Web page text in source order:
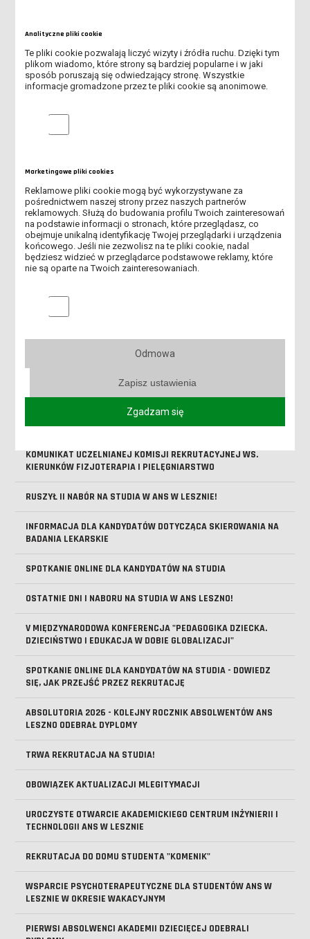
OSTATNIE DNI I WNIOSKOWANIA O MIEJSCE W DOMU STUDENTA
WEŹ UDZIAŁ W KONKURSIE I WYSTARTUJ ZA DARMO W
TRWA II NABÓR NA STUDIA!
KOMUNIKAT DLA OSÓB PRZYJĘTYCH NA STUDIA WS. ZŁOŻENIA
ORYGINALNYCH DOKUMENTÓW
KOMUNIKAT UCZELNIANEJ KOMISJI REKRUTACYJNEJ WS.
URUCHOMIENIA KIERUNKÓW
KOMUNIKAT UCZELNIANEJ KOMISJI REKRUTACYJNEJ WS.
KIERUNKÓW FIZJOTERAPIA I PIELĘGNIARSTWO
RUSZYŁ II NABÓR NA STUDIA W ANS W LESZNIE!
INFORMACJA DLA KANDYDATÓW DOTYCZĄCA SKIEROWANIA NA
BADANIA LEKARSKIE
SPOTKANIE ONLINE DLA KANDYDATÓW NA STUDIA
OSTATNIE DNI I NABORU NA STUDIA W ANS LESZNO!
V MIĘDZYNARODOWA KONFERENCJA "PEDAGOGIKA DZIECKA.
DZIECIŃSTWO I EDUKACJA W DOBIE GLOBALIZACJI"
SPOTKANIE ONLINE DLA KANDYDATÓW NA STUDIA - DOWIEDZ
SIĘ, JAK PRZEJŚĆ PRZEZ REKRUTACJĘ
ABSOLUTORIA 2026 - KOLEJNY ROCZNIK ABSOLWENTÓW ANS
LESZNO ODEBRAŁ DYPLOMY
TRWA REKRUTACJA NA STUDIA!
OBOWIĄZEK AKTUALIZACJI MLEGITYMACJI
UROCZYSTE OTWARCIE AKADEMICKIEGO CENTRUM INŻYNIERII I
TECHNOLOGII ANS W LESZNIE
REKRUTACJA DO DOMU STUDENTA "KOMENIK"
WSPARCIE PSYCHOTERAPEUTYCZNE DLA STUDENTÓW ANS W
LESZNIE W OKRESIE WAKACYJNYM
PIERWSI ABSOLWENCI AKADEMII DZIECIĘCEJ ODEBRALI
administratorem podanych przeze mnie danych
Wyślij
Analityczne pliki cookie
Te pliki cookie pozwalają liczyć wizyty i źródła ruchu. Dzięki tym
plikom wiadomo, które strony są bardziej popularne i w jaki
sposób poruszają się odwiedzający stronę. Wszystkie
informacje gromadzone przez te pliki cookie są anonimowe.
Analityczne pliki cookie
Marketingowe pliki cookies
Reklamowe pliki cookie mogą być wykorzystywane za
pośrednictwem naszej strony przez naszych partnerów
reklamowych. Służą do budowania profilu Twoich zainteresowań
na podstawie informacji o stronach, które przeglądasz, co
obejmuje unikalną identyfikację Twojej przeglądarki i urządzenia
końcowego. Jeśli nie zezwolisz na te pliki cookie, nadal
będziesz widzieć w przeglądarce podstawowe reklamy, które
nie są oparte na Twoich zainteresowaniach.
Marketingowe pliki cookies
Odmowa
Zapisz ustawienia
Zgadzam się